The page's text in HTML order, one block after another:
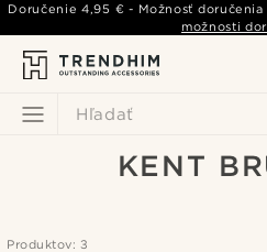
Hľadať
Doručenie4,95 € - Možnosť doručenia
možnosti
KENT
Produktov: 3